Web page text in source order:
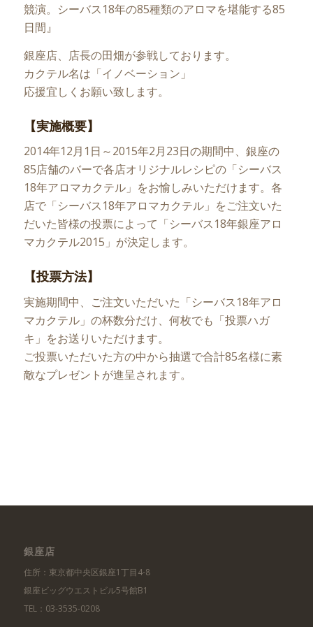
競演。シーバス18年の85種類のアロマを堪能する85
日間』
銀座店、店長の田畑が参戦しております。
カクテル名は「イノベーション」
応援宜しくお願い致します。
【実施概要】
2014年12月1日～2015年2月23日の期間中、銀座の
85店舗のバーで各店オリジナルレシピの「シーバス
18年アロマカクテル」をお愉しみいただけます。各
店で「シーバス18年アロマカクテル」をご注文いた
だいた皆様の投票によって「シーバス18年銀座アロ
マカクテル2015」が決定します。
【投票方法】
実施期間中、ご注文いただいた「シーバス18年アロ
マカクテル」の杯数分だけ、何枚でも「投票ハガ
キ」をお送りいただけます。
ご投票いただいた方の中から抽選で合計85名様に素
敵なプレゼントが進呈されます。
銀座店
住所：東京都中央区銀座1丁目4-8
銀座ビッグウエストビル5号館B1
TEL：03-3535-0208